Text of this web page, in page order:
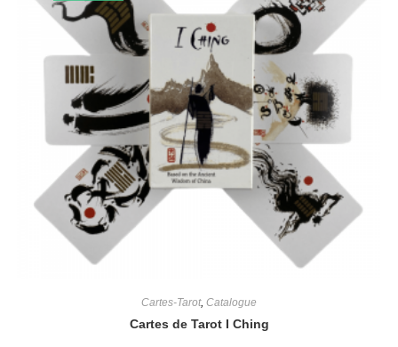
Cartes-Tarot, Catalogue
Cartes de Tarot I Ching